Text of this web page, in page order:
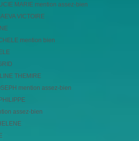
MARIE mention assez-bien
VICTOIRE
mention bien
THEMIRE
mention assez-bien
assez-bien